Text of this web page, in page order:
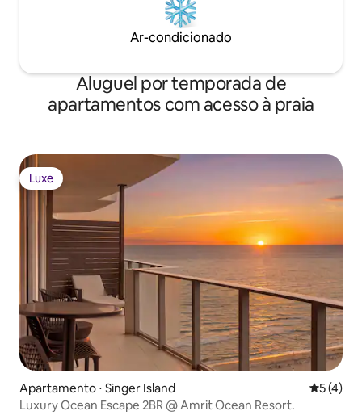
Ar-condicionado
Aluguel por temporada de
apartamentos com acesso à praia
Luxe
Luxe
Apartamento ⋅ Singer Island 5 de
5 (4)
Luxury Ocean Escape 2BR @ Amrit Ocean Resort.